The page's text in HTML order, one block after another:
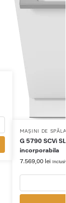
MAȘINI DE
G 5790 SCVi
incorporabila
7.569,00 lei